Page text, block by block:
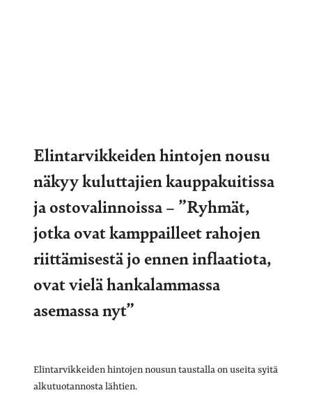
Elintarvikkeiden hintojen nousu
näkyy kuluttajien kauppakuitissa
ja ostovalinnoissa – ”Ryhmät,
jotka ovat kamppailleet rahojen
riittämisestä jo ennen inflaatiota,
ovat vielä hankalammassa
asemassa nyt”
Elintarvikkeiden hintojen nousun taustalla on useita syitä
alkutuotannosta lähtien.